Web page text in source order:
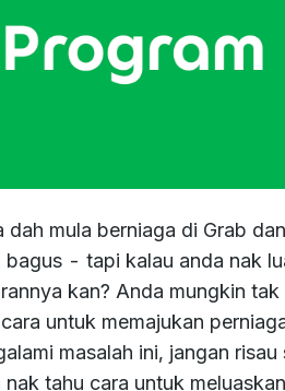
dah mula berniaga di Grab
bagus - tapi kalau anda nak
kan? Anda mungkin
untuk memajukan
masalah ini, jangan
nak tahu cara untuk